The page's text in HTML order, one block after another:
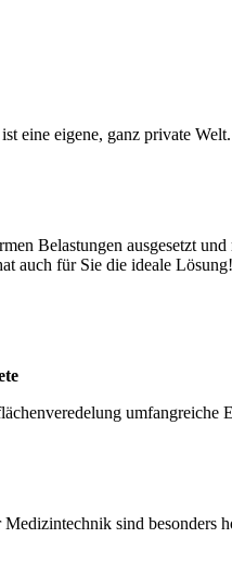
eine eigene, ganz private
Belastungen ausgesetzt
auch für Sie die ideale Lösung!
sind besonders